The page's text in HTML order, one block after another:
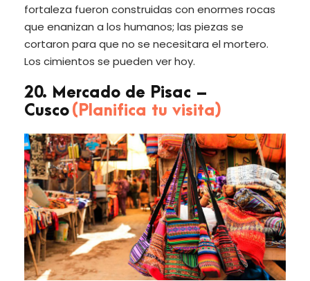
fortaleza fueron construidas con enormes rocas
que enanizan a los humanos; las piezas se
cortaron para que no se necesitara el mortero.
Los cimientos se pueden ver hoy.
20. Mercado de Pisac –
Cusco(Planifica tu visita)